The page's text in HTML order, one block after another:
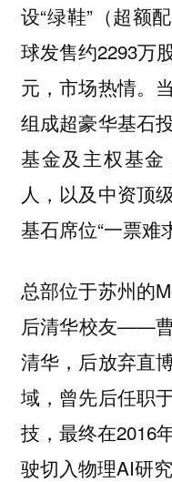
设“绿鞋”（超额
球发售约2293万
元，市场热情。
组成超豪华基石
基金及主权基金
人，以及中资顶
基石席位“一票难求
总部位于苏州的
后清华校友——
清华，后放弃直
域，曾先后任职
技，最终在2016
驶切入物理AI研究